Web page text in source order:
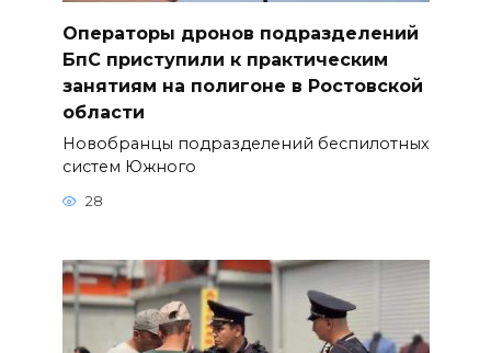
Операторы дронов подразделений
БпС приступили к практическим
занятиям на полигоне в Ростовской
области
Новобранцы подразделений беспилотных
систем Южного
28